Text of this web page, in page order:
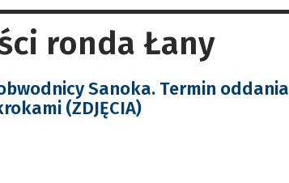
ronda Łany
Sanoka. Termin oddania
(ZDJĘCIA)